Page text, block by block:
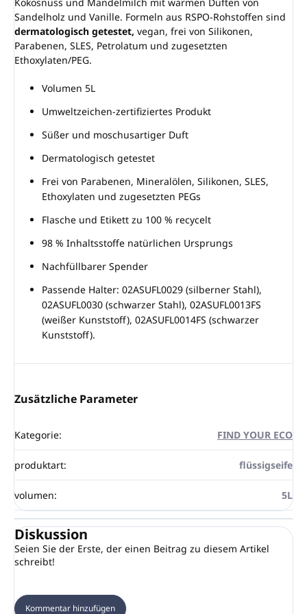
Sandelholz und Vanille. Formeln aus RSPO-Rohstoffen sind
dermatologisch getestet, vegan, frei von Silikonen,
Parabenen, SLES, Petrolatum und zugesetzten
Ethoxylaten/PEG.
Volumen 5L
Umweltzeichen-zertifiziertes Produkt
Süßer und moschusartiger Duft
Dermatologisch getestet
Frei von Parabenen, Mineralölen, Silikonen, SLES,
Ethoxylaten und zugesetzten PEGs
Flasche und Etikett zu 100 % recycelt
98 % Inhaltsstoffe natürlichen Ursprungs
Nachfüllbarer Spender
Passende Halter: 02ASUFL0029 (silberner Stahl),
02ASUFL0030 (schwarzer Stahl), 02ASUFL0013FS
(weißer Kunststoff), 02ASUFL0014FS (schwarzer
Kunststoff).
Zusätzliche Parameter
Kategorie: FIND YOUR ECO
produktart: flüssigseife
volumen: 5L
Diskussion
Seien Sie der Erste, der einen Beitrag zu diesem Artikel
schreibt!
Kommentar hinzufügen